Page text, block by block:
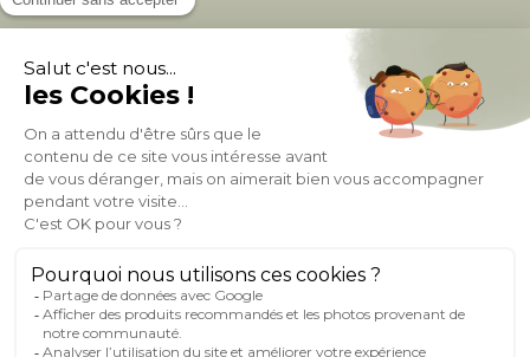
À PROPOS DE MILIBOO
AIDE & CONTACT